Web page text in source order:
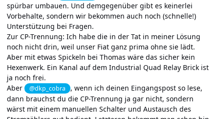
spürbar umbauen. Und demgegenüber gibt es keinerlei
Vorbehalte, sondern wir bekommen auch noch (schnelle!)
Unterstützung bei Fragen.
Zur CP-Trennung: Ich habe die in der Tat in meiner Lösung
noch nicht drin, weil unser Fiat ganz prima ohne sie lädt.
Aber mit etwas Spickeln bei Thomas wäre das sicher kein
Hexenwerk. Ein Kanal auf dem Industrial Quad Relay Brick ist
ja noch frei.
Aber
@dkp_cobra
, wenn ich deinen Eingangspost so lese,
dann brauchst du die CP-Trennung ja gar nicht, sondern
wärst mit einem manuellen Schalter und Austausch des